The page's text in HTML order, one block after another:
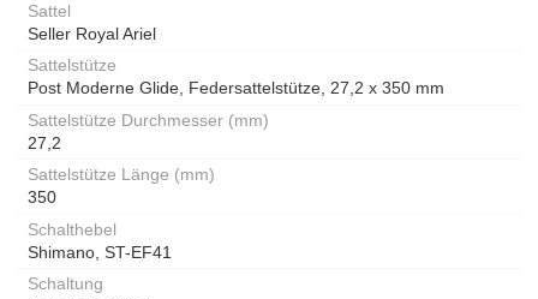
Sattel
Seller Royal Ariel
Sattelstütze
Post Moderne Glide, Federsattelstütze, 27,2 x 350 mm
Sattelstütze Durchmesser (mm)
27,2
Sattelstütze Länge (mm)
350
Schalthebel
Shimano, ST-EF41
Schaltung